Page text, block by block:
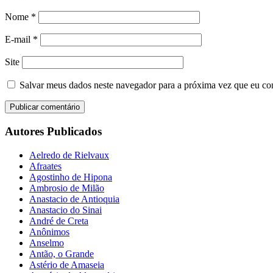
Nome *
E-mail *
Site
Salvar meus dados neste navegador para a próxima vez que eu
Autores Publicados
Aelredo de Rielvaux
Afraates
Agostinho de Hipona
Ambrosio de Milão
Anastacio de Antioquia
Anastacio do Sinai
André de Creta
Anônimos
Anselmo
Antão, o Grande
Astério de Amaseia